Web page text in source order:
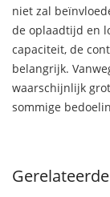
niet zal
de oplaadtijd en
capaciteit, de
belangrijk.
waarschijnlijk
sommige